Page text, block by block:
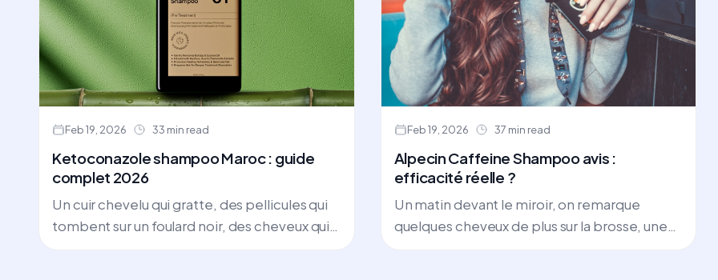
Feb 19, 2026 33 min read
Ketoconazole shampoo Maroc : guide
complet 2026
Un cuir chevelu qui gratte, des pellicules qui
tombent sur un foulard noir, des cheveux qui
Feb 19, 2026 37 min read
Alpecin Caffeine Shampoo avis :
efficacité réelle ?
Un matin devant le miroir, on remarque
quelques cheveux de plus sur la brosse, une